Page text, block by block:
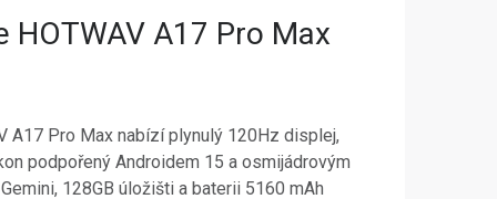
HOTWAV A17 Pro Max
A17 Pro Max nabízí plynulý 120Hz displej,
podpořený Androidem 15 a osmijádrovým
128GB úložišti a baterii 5160 mAh